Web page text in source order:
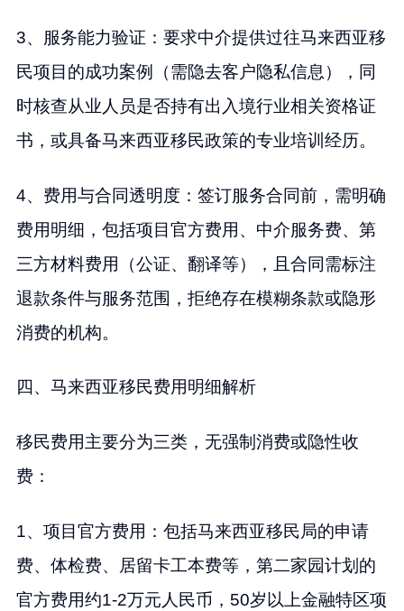
3、服务能力验证：要求中介提供过往马来西亚移
民项目的成功案例（需隐去客户隐私信息），同
时核查从业人员是否持有出入境行业相关资格证
书，或具备马来西亚移民政策的专业培训经历。
4、费用与合同透明度：签订服务合同前，需明确
费用明细，包括项目官方费用、中介服务费、第
三方材料费用（公证、翻译等），且合同需标注
退款条件与服务范围，拒绝存在模糊条款或隐形
消费的机构。
四、马来西亚移民费用明细解析
移民费用主要分为三类，无强制消费或隐性收
费：
1、项目官方费用：包括马来西亚移民局的申请
费、体检费、居留卡工本费等，第二家园计划的
官方费用约1-2万元人民币，50岁以上金融特区项